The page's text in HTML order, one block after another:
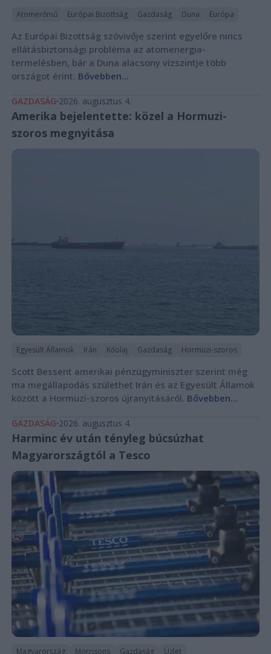
Atomerőmű Európai Bizottság Gazdaság Duna Európa
Az Európai Bizottság szóvivője szerint egyelőre nincs
ellátásbiztonsági probléma az atomenergia-
termelésben, bár a Duna alacsony vízszintje több
országot érint. Bővebben...
GAZDASÁG 2026. augusztus 4.
Amerika bejelentette: közel a Hormuzi-
szoros megnyitása
Egyesült Államok Irán Kőolaj Gazdaság Hormuzi-szoros
Scott Bessent amerikai pénzügyminiszter szerint még
ma megállapodás születhet Irán és az Egyesült Államok
között a Hormuzi-szoros újranyitásáról. Bővebben...
GAZDASÁG 2026. augusztus 4.
Harminc év után tényleg búcsúzhat
Magyarországtól a Tesco
Magyarország Morrisons Gazdaság Üzlet